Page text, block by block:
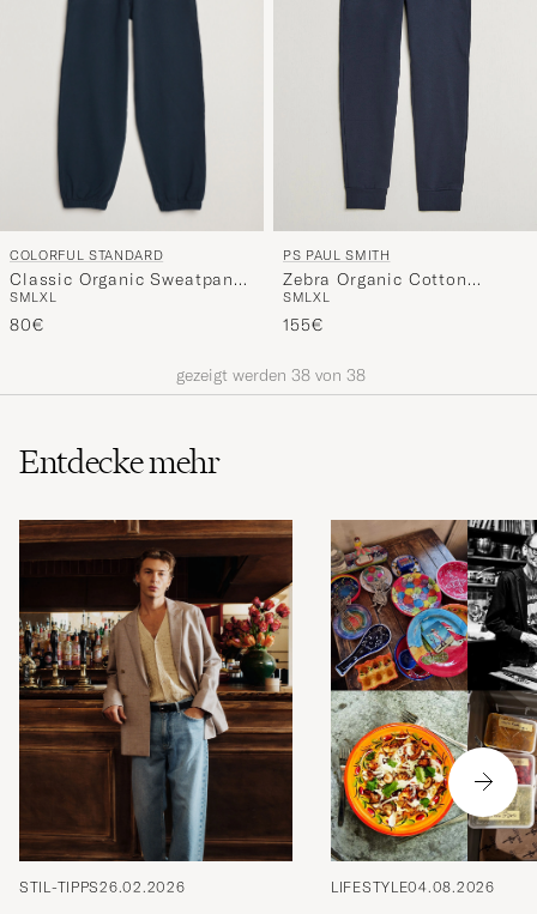
COLORFUL STANDARD
Classic Organic Sweatpants
Navy Blue
SMLXL
80€
PS PAUL SMITH
Zebra Organic Cotton
Sweatpants Navy
SMLXL
155€
gezeigt werden 38 von 38
Entdecke mehr
STIL-TIPPS26.02.2026 LIFESTYLE04.08.2026